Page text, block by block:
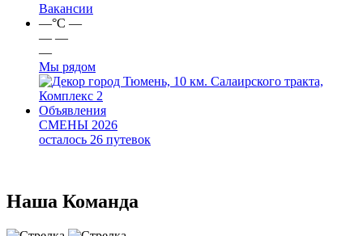
Вакансии
—°C —
— —
—
Мы рядом
город Тюмень, 10 км. Салаирского тракта,
Комплекс 2
Объявления
СМЕНЫ 2026
осталось 26 путевок
Наша Команда